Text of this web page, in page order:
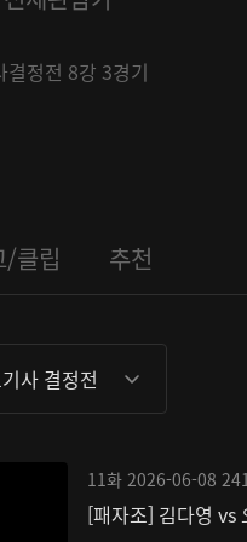
정전 8강 3경기
/클립 추천
사 결정전
11화 2026-06-08
[패자조] 김다영 vs